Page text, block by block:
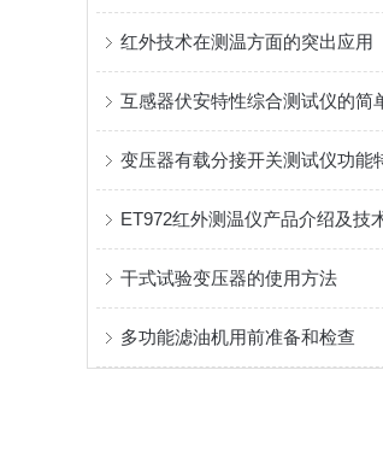
红外技术在测温方面的突出应用
干式试验变压器的使用方法
多功能滤油机用前准备和检查